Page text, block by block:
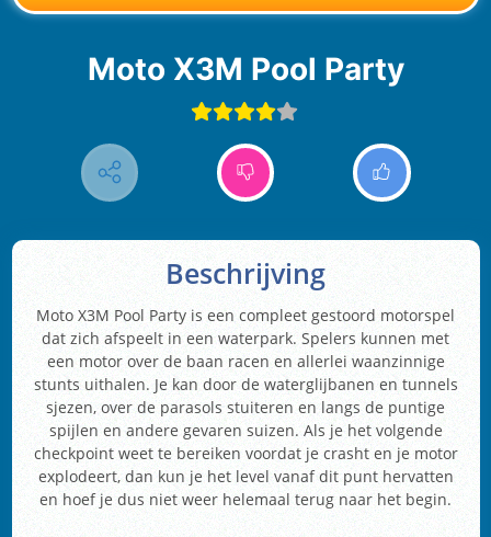
Moto X3M Pool Party
Beschrijving
Moto X3M Pool Party is een compleet gestoord motorspel
dat zich afspeelt in een waterpark. Spelers kunnen met
een motor over de baan racen en allerlei waanzinnige
stunts uithalen. Je kan door de waterglijbanen en tunnels
sjezen, over de parasols stuiteren en langs de puntige
spijlen en andere gevaren suizen. Als je het volgende
checkpoint weet te bereiken voordat je crasht en je motor
explodeert, dan kun je het level vanaf dit punt hervatten
en hoef je dus niet weer helemaal terug naar het begin.